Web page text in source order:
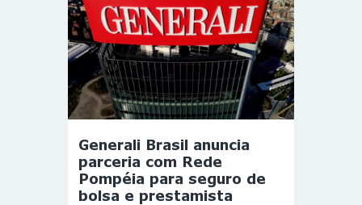
Generali Brasil anuncia
parceria com Rede
Pompéia para seguro de
bolsa e prestamista